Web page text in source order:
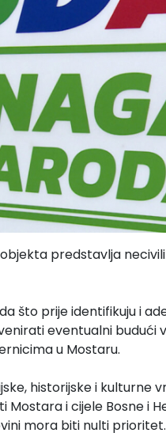
predstavlja
što prije identifikuju i
eventualni budući
u Mostaru.
historijske i kulturne
i cijele Bosne i
mora biti nulti prioritet.